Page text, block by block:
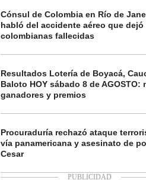
Cónsul de Colombia en Río de
habló del accidente aéreo que dejó
colombianas fallecidas
Resultados Lotería de Boyacá,
Baloto HOY sábado 8 de AGOSTO:
ganadores y premios
Procuraduría rechazó ataque
vía panamericana y asesinato de
Cesar